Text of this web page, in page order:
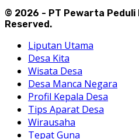
© 2026 - PT Pewarta Peduli
Reserved.
Liputan Utama
Desa Kita
Wisata Desa
Desa Manca Negara
Profil Kepala Desa
Tips Aparat Desa
Wirausaha
Tepat Guna